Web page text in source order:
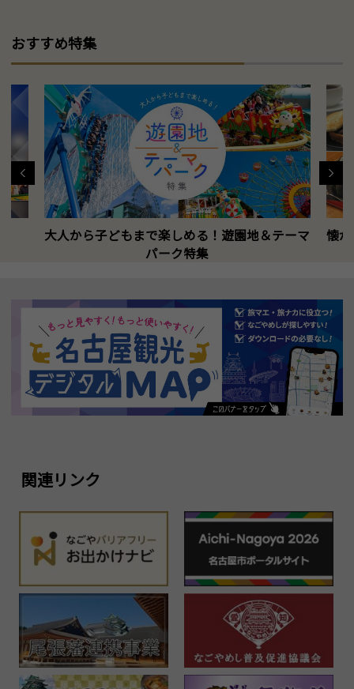
おすすめ特集
大人から子どもまで楽しめる！遊園地＆テーマ
パーク特集
懐
関連リンク